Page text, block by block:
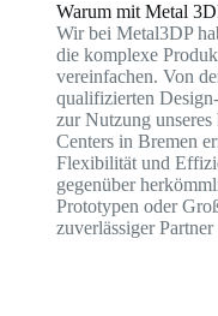
Warum mit Metal
Wir bei Metal3DP
die komplexe
vereinfachen. Von
qualifizierten
zur Nutzung
Centers in Bremen
Flexibilität und
gegenüber
Prototypen oder
zuverlässiger Partner